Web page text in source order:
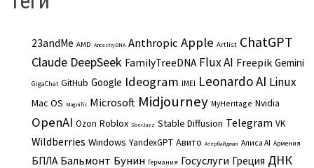
23andMe AMD AncestryDNA Anthropic Apple Artlist ChatGPT
Claude DeepSeek FamilyTreeDNA Flux AI Freepik Gemini
GigaChat GitHub Google Ideogram IMEI Leonardo AI Linux
Mac OS Magnific Microsoft Midjourney MyHeritage Nvidia
OpenAI Ozon Roblox SberJazz Stable Diffusion Telegram VK
Wildberries Windows YandexGPT Авито Азербайджан Алиса AI Армения
БПЛА Бальмонт Бунин Германия Госуслуги Греция ДНК